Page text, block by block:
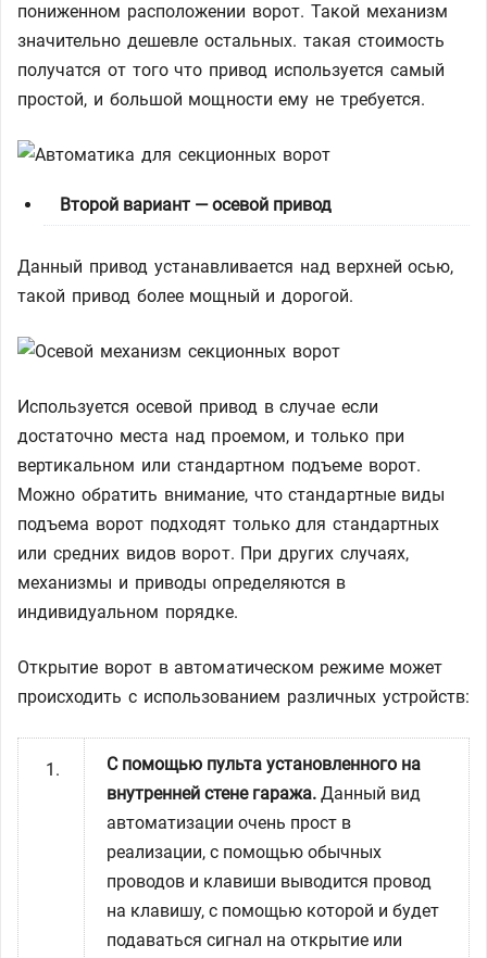
пониженном расположении ворот. Такой механизм
значительно дешевле остальных. такая стоимость
получатся от того что привод используется самый
простой, и большой мощности ему не требуется.
Второй вариант — осевой привод
Данный привод устанавливается над верхней осью,
такой привод более мощный и дорогой.
Используется осевой привод в случае если
достаточно места над проемом, и только при
вертикальном или стандартном подъеме ворот.
Можно обратить внимание, что стандартные виды
подъема ворот подходят только для стандартных
или средних видов ворот. При других случаях,
механизмы и приводы определяются в
индивидуальном порядке.
Открытие ворот в автоматическом режиме может
происходить с использованием различных устройств:
С помощью пульта установленного на
внутренней стене гаража. Данный вид
автоматизации очень прост в
реализации, с помощью обычных
проводов и клавиши выводится провод
на клавишу, с помощью которой и будет
подаваться сигнал на открытие или